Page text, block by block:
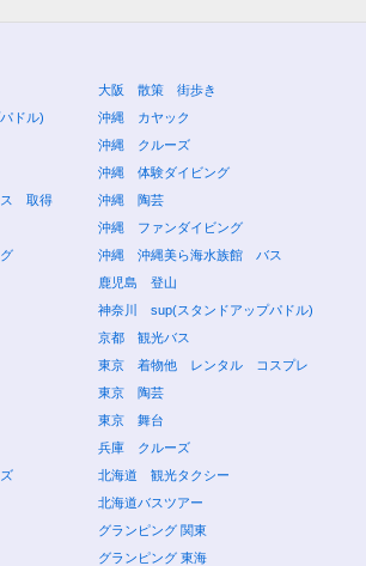
大阪 散策 街歩き
ドル)
沖縄 カヤック
沖縄 クルーズ
沖縄 体験ダイビング
ス 取得
沖縄 陶芸
沖縄 ファンダイビング
沖縄 沖縄美ら海水族館 バス
鹿児島 登山
神奈川 sup(スタンドアップパドル)
京都 観光バス
東京 着物他 レンタル コスプレ
東京 陶芸
東京 舞台
兵庫 クルーズ
北海道 観光タクシー
北海道バスツアー
グランピング 関東
グランピング 東海